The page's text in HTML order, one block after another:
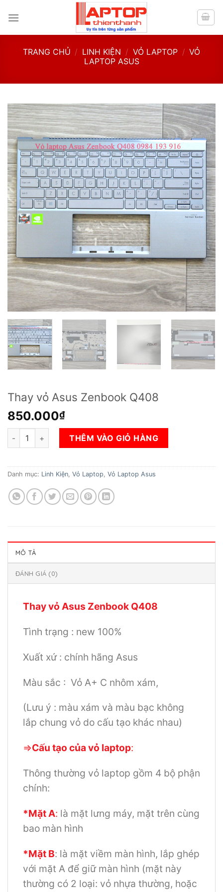
TRANG CHỦ / LINH KIỆN / VỎ LAPTOP / VỎ
LAPTOP ASUS
Thay vỏ Asus Zenbook Q408
850.000₫
Thay vỏ Asus Zenbook Q408 số lượng
THÊM VÀO GIỎ HÀNG
Danh mục: Linh Kiện, Vỏ Laptop, Vỏ Laptop Asus
MÔ TẢ
ĐÁNH GIÁ (0)
Thay vỏ Asus Zenbook Q408
Tình trạng : new 100%
Xuất xứ : chính hãng Asus
Màu sắc : Vỏ A+ C nhôm xám,
(Lưu ý : màu xám và màu bạc không
lắp chung vỏ do cấu tạo khác nhau)
=>Cấu tạo của vỏ laptop:
Thông thường vỏ laptop gồm 4 bộ phận
chính:
*Mặt A: là mặt lưng máy, mặt trên cùng
bao màn hình
*Mặt B: là mặt viềm màn hình, lắp ghép
với mặt A để giữ màn hình (mặt này
thường có 2 loại: vỏ nhựa thường, hoặc